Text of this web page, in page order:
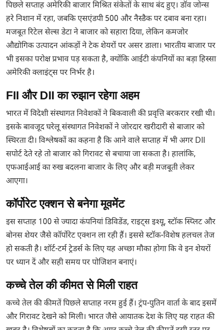
पिछले सप्ताह अमेरिकी बाजार मिश्रित संकेतों के साथ बंद हुए। डॉव जोन्स
हरे निशान में रहा, जबकि एसएंडपी 500 और नैस्डैक पर दबाव बना रहा।
मजबूत रिटेल सेल्स डेटा ने बाजार को सहारा दिया, लेकिन कमजोर
औद्योगिक उत्पादन आंकड़ों ने टेक शेयरों पर असर डाला। भारतीय बाजार पर
भी इसका परोक्ष प्रभाव पड़ सकता है, क्योंकि आईटी कंपनियों का बड़ा हिस्सा
अमेरिकी क्लाइंट्स पर निर्भर है।
FII और DII का रुझान रहेगा अहम
भारत में विदेशी संस्थागत निवेशकों ने बिकवाली की प्रवृत्ति बरकरार रखी थी।
इसके बावजूद घरेलू संस्थागत निवेशकों ने जोरदार खरीदारी से बाजार को
स्थिरता दी। विश्लेषकों का कहना है कि आने वाले सप्ताह में भी अगर DII
सपोर्ट देते रहे तो बाजार को गिरावट से बचाया जा सकता है। हालांकि,
एफआईआई का रुख बदलना बाजार के लिए और बड़ी मजबूती लेकर
आएगा।
कॉर्पोरेट एक्शन से बनेगा मूवमेंट
इस सप्ताह 100 से ज्यादा कंपनियां डिविडेंड, राइट्स इश्यू, स्टॉक स्प्लिट और
बोनस शेयर जैसे कॉर्पोरेट एक्शन ला रही हैं। इससे स्टॉक-विशेष हलचल तेज
हो सकती है। शॉर्ट-टर्म ट्रेडर्स के लिए यह अच्छा मौका होगा कि वे इन शेयरों
पर ध्यान दें और सही समय पर पोजिशन बनाएं।
कच्चे तेल की कीमत से मिली राहत
कच्चे तेल की कीमतें पिछले सप्ताह नरम हुई हैं। ट्रंप-पुतिन वार्ता के बाद इसमें
और गिरावट देखने को मिली। भारत जैसे आयातक देश के लिए यह राहत की